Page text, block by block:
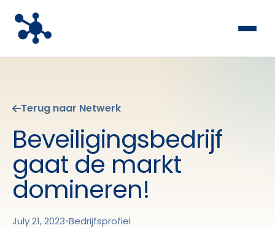
Terug naar Netwerk
Beveiligingsbedrijf
gaat de markt
domineren!
July 21, 2023•Bedrijfsprofiel